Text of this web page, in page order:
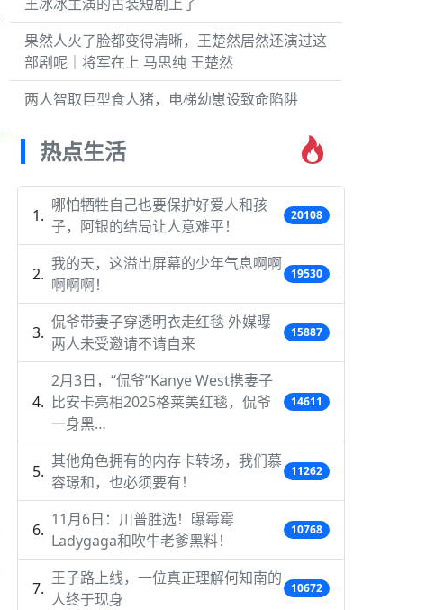
果然人火了脸都变得清晰，王楚然居然还演过这
部剧呢｜将军在上 马思纯 王楚然
两人智取巨型食人猪，电梯幼崽设致命陷阱
热点生活
哪怕牺牲自己也要保护好爱人和孩
子，阿银的结局让人意难平！
20108
我的天，这溢出屏幕的少年气息啊啊
啊啊啊！
19530
侃爷带妻子穿透明衣走红毯 外媒曝
两人未受邀请不请自来
15887
2月3日，“侃爷”Kanye West携妻子
比安卡亮相2025格莱美红毯，侃爷
一身黑…
14611
其他角色拥有的内存卡转场，我们慕
容璟和，也必须要有！
11262
11月6日：川普胜选！曝霉霉
Ladygaga和吹牛老爹黑料！
10768
王子路上线，一位真正理解何知南的
人终于现身
10672